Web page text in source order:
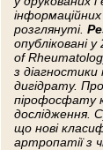
розглянуті.
опубліковані
of
з
дигід­рату.
пірофосфату
дослідження.
що нові
артропатії з